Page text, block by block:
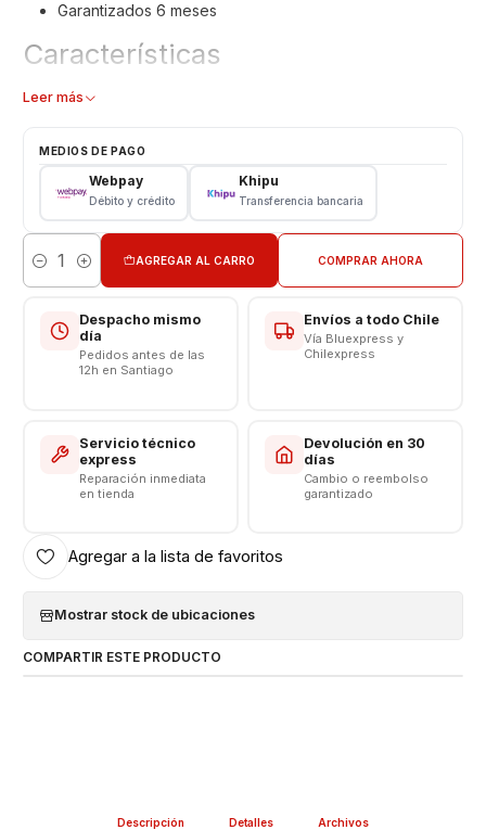
Garantizados 6 meses
Características
Flex carga – Puerto USB
CONSULTE POR INSTALACIÓN EN TIENDA
Leer más
MEDIOS DE PAGO
Webpay
Débito y crédito
Khipu
Transferencia bancaria
Cantidad
AGREGAR AL CARRO COMPRAR AHORA
Despacho mismo
día
Pedidos antes de las
12h en Santiago
Envíos a todo Chile
Vía Bluexpress y
Chilexpress
Servicio técnico
express
Reparación inmediata
en tienda
Devolución en 30
días
Cambio o reembolso
garantizado
Agregar a la lista de favoritos
Mostrar stock de ubicaciones
COMPARTIR ESTE PRODUCTO
Descripción Detalles Archivos